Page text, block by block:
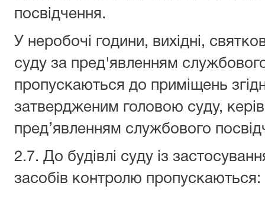
посвідчення.
У неробочі години, вихідні,
суду за пред'явленням
пропускаються до приміщень
затвердженим головою суду,
пред’явленням службового
2.7. До будівлі суду із
засобів контролю пропускаються: